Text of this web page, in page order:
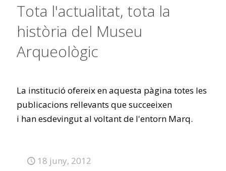
Tota l'actualitat, tota la
història del Museu
Arqueològic
La institució ofereix en aquesta pàgina totes les
publicacions rellevants que succeeixen
i han esdevingut al voltant de l'entorn Marq.
18 juny, 2012